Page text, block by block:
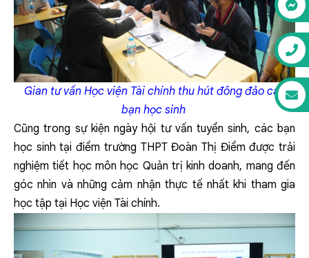
Gian tư vấn Học viện Tài chính thu hút đông đảo các
bạn học sinh
Cũng trong sự kiện ngày hội tư vấn tuyển sinh, các bạn
học sinh tại điểm trường THPT Đoàn Thị Điểm được trải
nghiệm tiết học môn học Quản trị kinh doanh, mang đến
góc nhìn và những cảm nhận thực tế nhất khi tham gia
học tập tại Học viện Tài chính.